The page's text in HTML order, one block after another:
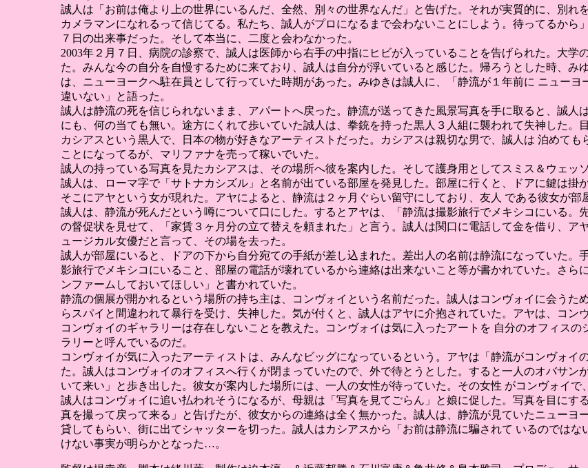
誠人は「お前は俺より上の世界にいるんだ、全然、別々の世界なんだ」と告げた。それが実質的に、別れ
カメラマンになれるって信じてる。私たち、誠人がプロになるまで会わないことにしよう。待ってるから
７日の出来事だった。そして本当に、二度と会わなかった。
2003年２月７日、病院の診察で、誠人は医師から右手の中指にヒビが入っていることを告げられた。大学
た。みんな今の自分を自慢するために来ており、誠人は自分が浮いていると感じた。帰ろうとした時、み
は、ニューヨークへ駐在員として行っていた時期があった。みゆきは誠人に、「静流が１年前に ニュー
違いない」と語った。
誠人は静流の死を信じられないまま、アパートへ戻った。静流が送ってきた風景写真を手に取ると、誠人
にも、何の当ても無い。途方にくれて歩いていた誠人は、拳銃を持った黒人３人組に襲われて失神した。
カシアスという黒人で、日本の物が好きなアーティストだった。カシアスは親切な男で、誠人は 泊めて
ことになってるが、マリファナを売って稼いでいた。
誠人の持っている写真を見たカシアスは、その場所へ彼を案内した。そして護身用としてスミス＆ウェッ
誠人は、ローマ字で「サトナカシズル」と名前が出ている部屋を発見した。部屋に行くと、ドアに鍵は掛
そこにアヤという女が現れた。アヤによると、静流は２ヶ月ぐらい留守にしており、友人 である彼女が部
誠人は、静流が死んだという噂について口にした。するとアヤは、「静流は撮影旅行でメキシコにいる。
の督促状を見せて、「家賃３ヶ月分の立て替えを頼まれた」と言う。誠人は関口に電話して金を借り、ア
ュージカル女優だと言って、その場を去った。
誠人が部屋にいると、ドアの下から自分宛ての手紙が差し込まれた。差出人の名前は静流になっていた。
影旅行でメキシコにいること、部屋の電話が壊れているから連絡は出来ないこと等が書かれていた。さら
ンファームしておいてほしい」と書かれていた。
静流の個展が開かれるという場所の持ち主は、コンヴォイという名前だった。誠人はコンヴォイに会うた
らスパイと間違われて暴行を受け、失神した。気が付くと、誠人はアヤに介抱されていた。アヤは、コン
コンヴォイのギャラリーは存在しないことを教えた。コンヴォイは気に入ったアートを 自分のオフィス
ラリーと呼んでいるのだ。
コンヴォイが気に入ったアーティストは、みんなビッグになっているという。アヤは「静流がコンヴォイ
た。誠人はコンヴォイのオフィスへ行くが閉まっていたので、外で待とうとした。すると一人のオバサン
いて来い」と歩き出した。彼女が案内した場所には、一人の女性が待っていた。その女性 がコンヴォイで
誠人はコンヴォイに追い払われそうになるが、母親は「写真を見てごらん」と娘に促した。写真を目にす
真を撮って戻って来る」と告げたが、彼女からの連絡は全く無かった。誠人は、静流が見ていたニューヨ
貸してもらい、街に出てシャッターを切った。誠人はカシアスから「お前は静流に騙されて いるのでは
けない事実が明らかとなった…。